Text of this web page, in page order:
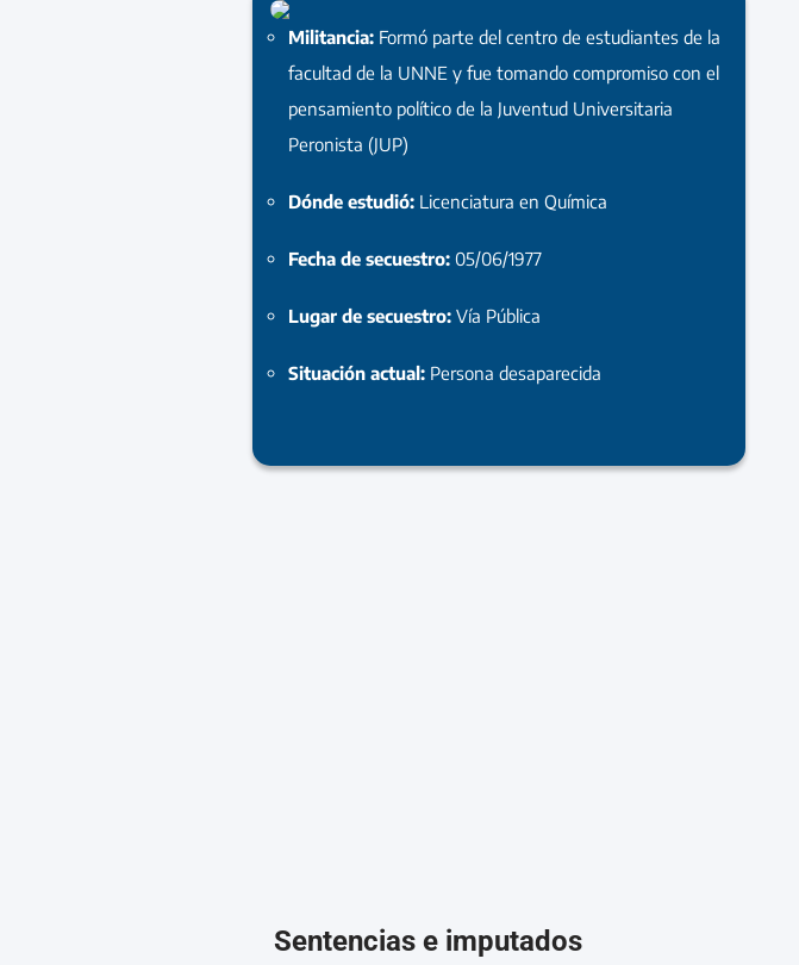
Militancia: Formó parte del centro de estudiantes de la
facultad de la UNNE y fue tomando compromiso con el
pensamiento político de la Juventud Universitaria
Peronista (JUP)
Dónde estudió: Licenciatura en Química
Fecha de secuestro:05/06/1977
Lugar de secuestro:Vía Pública
Situación actual: Persona desaparecida
Sentencias e imputados